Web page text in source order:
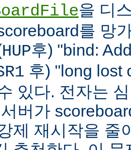
을 디
를 망
HUP후) "bind:
후) "long lost
있다. 전자는
버가
제 재시작을 줄